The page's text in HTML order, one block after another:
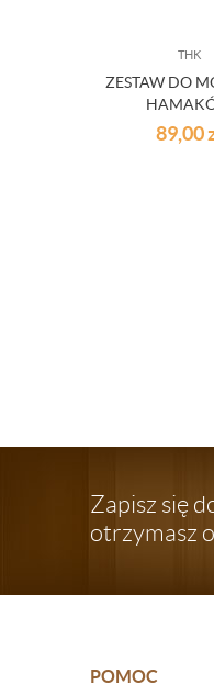
THK
ZESTAW DO
89,00
Zapisz się
otrzymasz
POMOC